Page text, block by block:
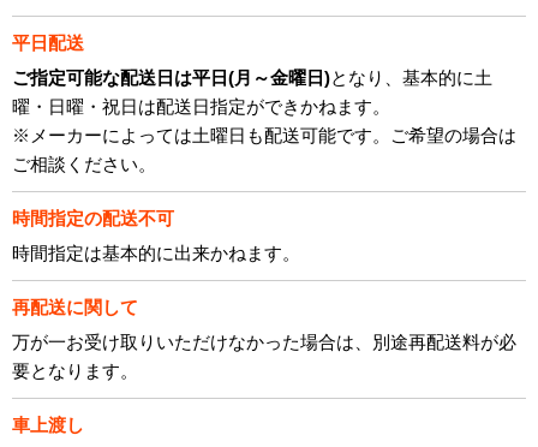
平日配送
ご指定可能な配送日は平日(月～金曜日)となり、基本的に土
曜・日曜・祝日は配送日指定ができかねます。
※メーカーによっては土曜日も配送可能です。ご希望の場合は
ご相談ください。
時間指定の配送不可
時間指定は基本的に出来かねます。
再配送に関して
万が一お受け取りいただけなかった場合は、別途再配送料が必
要となります。
車上渡し